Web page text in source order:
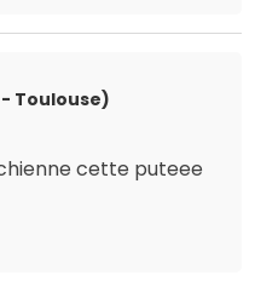
Toulouse)
cette puteee